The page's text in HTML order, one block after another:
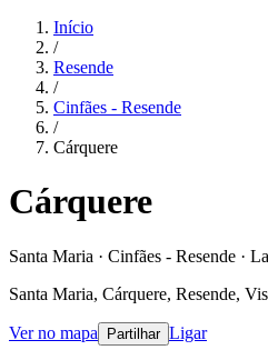
Início
/
Resende
/
Cinfães - Resende
/
Cárquere
Cárquere
Santa Maria · Cinfães - Resende ·
Santa Maria, Cárquere, Resende,
Ver no mapa Partilhar Ligar